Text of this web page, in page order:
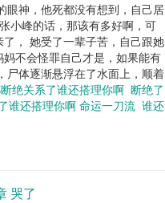
眼神，他死都没有想到，自己居
小峰的话，那该有多好啊，可
， 她受了一辈子苦，自己跟她
不会怪罪自己才是，如果能有
尸体逐渐悬浮在了水面上，顺着
绝关系了谁还搭理你啊 断绝了
谁还搭理你啊 命运一刀流 谁还
哭了